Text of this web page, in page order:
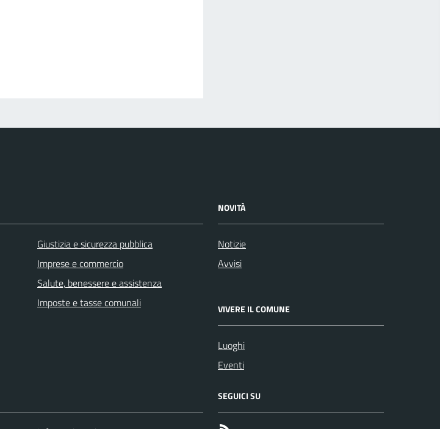
Giustizia e sicurezza pubblica
Imprese e commercio
Salute, benessere e assistenza
Imposte e tasse comunali
NOVITÀ
Notizie
Avvisi
VIVERE IL COMUNE
Luoghi
Eventi
SEGUICI SU